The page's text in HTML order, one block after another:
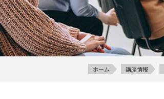
ホーム 講座情報